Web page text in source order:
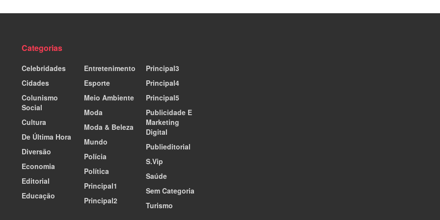
Categorias
Celebridades
Cidades
Colunismo
Social
Cultura
De Última Hora
Diversão
Economia
Editorial
Educação
Entretenimento
Esporte
Meio Ambiente
Moda
Moda & Beleza
Mundo
Polícia
Política
Principal1
Principal2
Principal3
Principal4
Principal5
Publicidade E
Marketing
Digital
Publieditorial
S.Vip
Saúde
Sem Categoria
Turismo